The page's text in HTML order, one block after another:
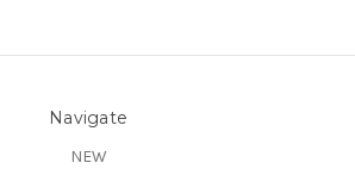
Navigate
NEW